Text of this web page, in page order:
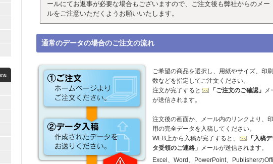
ールにてお返事が必要な場合もございますので、ご注文後も弊社からのメー
ルをご注意いただくようお願いいたします。
通常のデータの場合のご注文の流れ
ご希望の商品を選択し、用紙やサイズ、印
数などを指定してご注文ください。
注文が完了すると
「ご注文のご確認」
メ
が送信されます。
注文後の画面か、メール内のリンクより、
用の完全データを入稿してください。
WEB上から入稿が完了すると、
「入稿
タ受領のご連絡」
メールが送信されます。
Excel、Word、PowerPoint、Publisherの